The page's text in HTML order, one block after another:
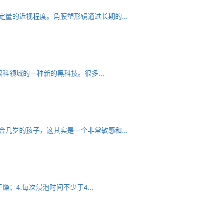
量的近视程度。角膜塑形镜通过长期的...
领域的一种新的黑科技。很多...
几岁的孩子，这其实是一个非常敏感和...
；4.每次浸泡时间不少于4...